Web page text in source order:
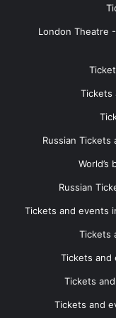
London Theatre
Tickets
Russian Tickets
Russian
Tickets and events
Tickets
Tickets and
Tickets
Tickets and